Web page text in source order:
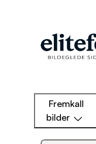
Fremkall
bilder